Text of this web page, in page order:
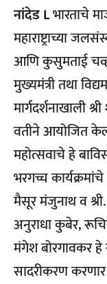
नांदेड Lभारताचे
महाराष्ट्राच्या
आणि कुसुमताई
मुख्यमंत्री तथा
मार्गदर्शनाखाली
वतीने आयोजित
महोत्सवाचे हे
भरगच्च
मैसूर मंजुनाथ व
अनुराधा कुबेर,
मंगेश बोरगावकर
सादरीकरण